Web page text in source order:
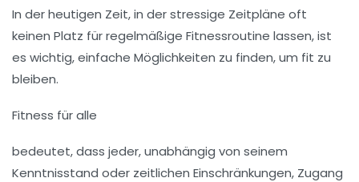
In der heutigen Zeit, in der stressige Zeitpläne oft
keinen Platz für regelmäßige Fitnessroutine lassen, ist
es wichtig, einfache Möglichkeiten zu finden, um fit zu
bleiben.
Fitness für alle
bedeutet, dass jeder, unabhängig von seinem
Kenntnisstand oder zeitlichen Einschränkungen, Zugang